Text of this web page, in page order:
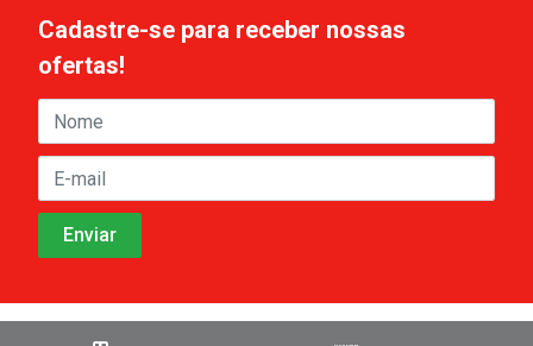
Cadastre-se para receber nossas
ofertas!